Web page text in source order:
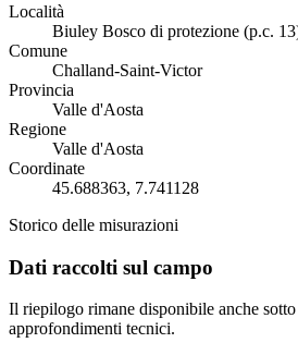
Località
Biuley Bosco di protezione (p.c.
Comune
Challand-Saint-Victor
Provincia
Valle d'Aosta
Regione
Valle d'Aosta
Coordinate
45.688363, 7.741128
Storico delle misurazioni
Dati raccolti sul campo
Il riepilogo rimane disponibile anche
approfondimenti tecnici.